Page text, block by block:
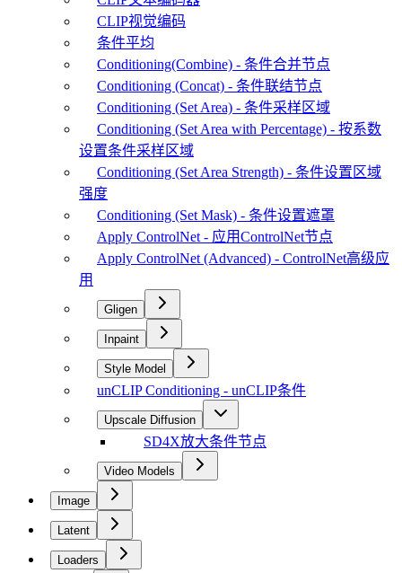
CLIP视觉编码
条件平均
Conditioning(Combine) - 条件合并节点
Conditioning (Concat) - 条件联结节点
Conditioning (Set Area) - 条件采样区域
Conditioning (Set Area with Percentage) - 按系数
设置条件采样区域
Conditioning (Set Area Strength) - 条件设置区域
强度
Conditioning (Set Mask) - 条件设置遮罩
Apply ControlNet - 应用ControlNet节点
Apply ControlNet (Advanced) - ControlNet高级应
用
Gligen
Inpaint
Style Model
unCLIP Conditioning - unCLIP条件
Upscale Diffusion
SD4X放大条件节点
Video Models
Image
Latent
Loaders